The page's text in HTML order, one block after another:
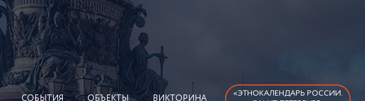
СОБЫТИЯ ОБЪЕКТЫ ВИКТОРИНА
«ЭТНОКАЛЕНДАРЬ РОССИИ.